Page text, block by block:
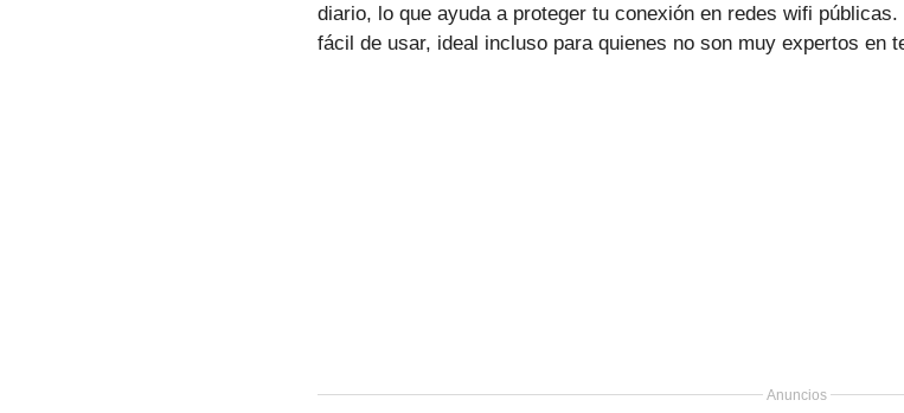
diario, lo que ayuda a proteger tu conexión en redes wifi
fácil de usar, ideal incluso para quienes no son muy expertos en
Anuncios